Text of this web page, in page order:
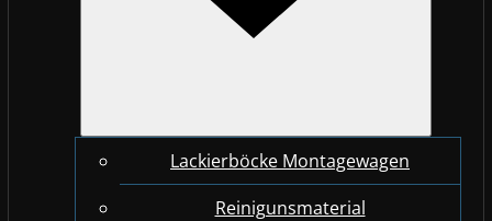
Lackierböcke Montagewagen
Reinigunsmaterial